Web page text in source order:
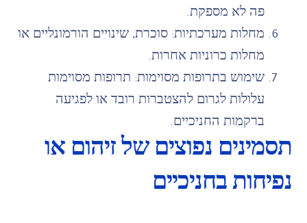
פה לא מספקת.
מחלות מערכתיות: סוכרת, שינויים הורמונליים או
מחלות כרוניות אחרות.
שימוש בתרופות מסוימות: תרופות מסוימות
עלולות לגרום להצטברות רובד או לפגיעה
ברקמות החניכיים.
תסמינים נפוצים של זיהום או
נפיחות בחניכיים